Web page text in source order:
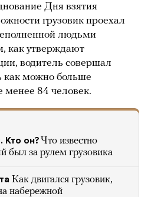
Дня взятия
грузовик проехал
людьми
как утверждают
водитель совершал
как можно больше
менее 84 человек.
Кто он? Что известно
был за рулем грузовика
Как двигался грузовик,
набережной